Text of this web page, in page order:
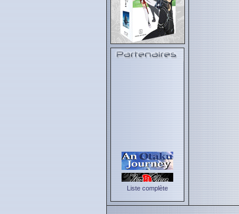
Liste complète